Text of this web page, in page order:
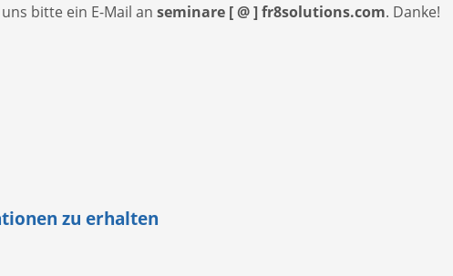
bitte ein E-Mail an seminare [ @ ] fr8solutions.com. Danke!
zu erhalten